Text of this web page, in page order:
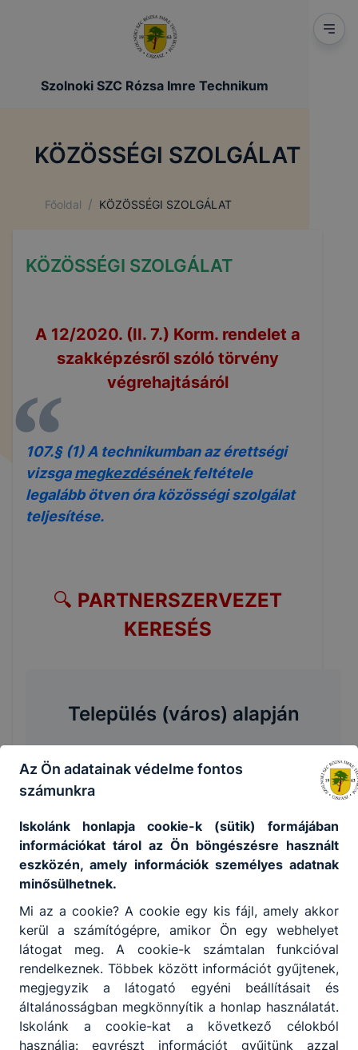
Szolnoki SZC Rózsa Imre Technikum
KÖZÖSSÉGI SZOLGÁLAT
Főoldal / KÖZÖSSÉGI SZOLGÁLAT
KÖZÖSSÉGI SZOLGÁLAT
A 12/2020. (II. 7.) Korm. rendelet a
szakképzésről szóló törvény
végrehajtásáról
107.§ (1) A technikumban az érettségi
vizsgamegkezdésénekfeltétele
legalább ötven óra közösségi szolgálat
teljesítése.
🔍 PARTNERSZERVEZET
KERESÉS
Település (város) alapján
KERESÉS
Tevékenységi területek
alapján
KERESÉS
Az Ön adatainak védelme fontos
számunkra
Iskolánk honlapja cookie-k (sütik) formájában
információkat tárol az Ön böngészésre használt
eszközén, amely információk személyes adatnak
minősülhetnek.
Mi az a cookie? A cookie egy kis fájl, amely akkor
kerül a számítógépre, amikor Ön egy webhelyet
látogat meg. A cookie-k számtalan funkcióval
rendelkeznek. Többek között információt gyűjtenek,
megjegyzik a látogató egyéni beállításait és
általánosságban megkönnyítik a honlap használatát.
Iskolánk a cookie-kat a következő célokból
használja: egyrészt információt gyűjtünk azzal